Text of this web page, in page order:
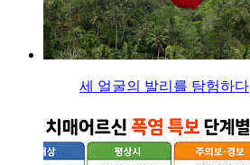
세 얼굴의 발리를 탐험하다